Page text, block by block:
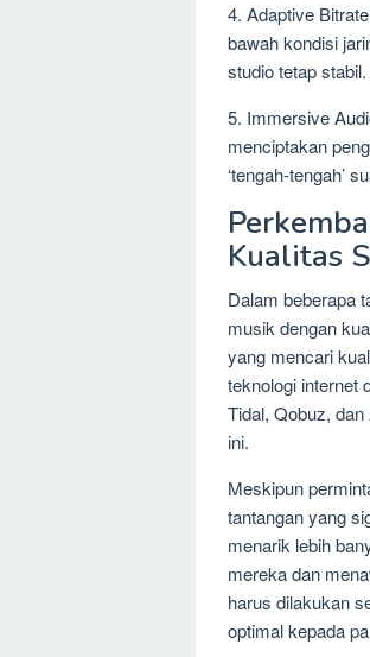
4. Adaptive
bawah kondisi
studio tetap stabil.
5. Immersive
menciptakan
‘tengah-tengah’
Kualitas
Dalam beberapa
musik dengan
yang mencari
teknologi internet
Tidal, Qobuz,
ini.
Meskipun
tantangan yang
menarik lebih
mereka dan
harus dilakukan
optimal kepada